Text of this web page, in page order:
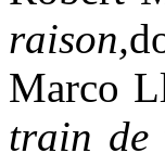
raison,
Marco
train de